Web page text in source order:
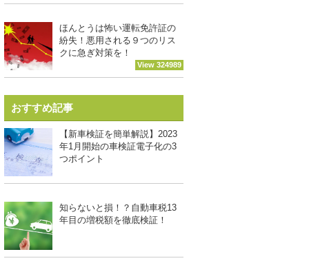
ほんとうは怖い運転免許証の
紛失！悪用される９つのリス
クに急ぎ対策を！
View 324989
おすすめ記事
【新車検証を簡単解説】2023
年1月開始の車検証電子化の3
つポイント
知らないと損！？自動車税13
年目の増税額を徹底検証！